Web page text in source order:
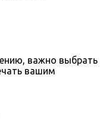
важно выбрать
вашим